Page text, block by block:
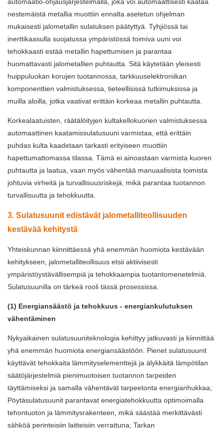
automaatio-ohjausjärjestelmällä, joka voi automaattisesti kaataa
nestemäistä metallia muottiin ennalta asetetun ohjelman
mukaisesti jalometallin sulatuksen päätyttyä. Tyhjiössä tai
inerttikaasulla suojatussa ympäristössä toimiva uuni voi
tehokkaasti estää metallin hapettumisen ja parantaa
huomattavasti jalometallien puhtautta. Sitä käytetään yleisesti
huippuluokan korujen tuotannossa, tarkkuuselektroniikan
komponenttien valmistuksessa, tieteellisissä tutkimuksissa ja
muilla aloilla, jotka vaativat erittäin korkeaa metallin puhtautta.
Korkealaatuisten, räätälöityjen kultakellokuorien valmistuksessa
automaattinen kaatamissulatusuuni varmistaa, että erittäin
puhdas kulta kaadetaan tarkasti erityiseen muottiin
hapettumattomassa tilassa. Tämä ei ainoastaan ​​varmista kuoren
puhtautta ja laatua, vaan myös vähentää manuaalisista toimista
johtuvia virheitä ja turvallisuusriskejä, mikä parantaa tuotannon
turvallisuutta ja tehokkuutta.
3. Sulatusuunit edistävät jalometalliteollisuuden
kestävää kehitystä
Yhteiskunnan kiinnittäessä yhä enemmän huomiota kestävään
kehitykseen, jalometalliteollisuus etsii aktiivisesti
ympäristöystävällisempiä ja tehokkaampia tuotantomenetelmiä.
Sulatusuunilla on tärkeä rooli tässä prosessissa.
(1) Energiansäästö ja tehokkuus - energiankulutuksen
vähentäminen
Nykyaikainen sulatusuuniteknologia kehittyy jatkuvasti ja kiinnittää
yhä enemmän huomiota energiansäästöön. Pienet sulatusuunit
käyttävät tehokkaita lämmityselementtejä ja älykkäitä lämpötilan
säätöjärjestelmiä pienimuotoisen tuotannon tarpeiden
täyttämiseksi ja samalla vähentävät tarpeetonta energianhukkaa;
Pöytäsulatusuunit parantavat energiatehokkuutta optimoimalla
tehontuoton ja lämmitysrakenteen, mikä säästää merkittävästi
sähköä perinteisiin laitteisiin verrattuna; Tarkan